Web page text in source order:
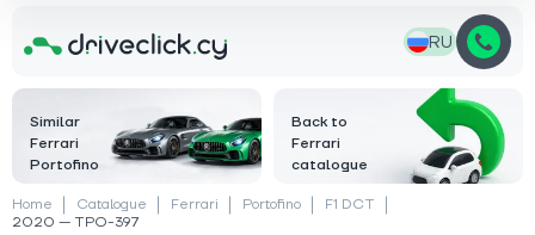
RU
Similar
Ferrari
Portofino
Back to
Ferrari
catalogue
Home Catalogue Ferrari Portofino
F1 DCT
2020 — TPO-397